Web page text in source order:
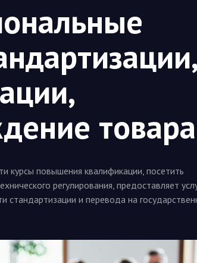
товара
курсы повышения квалификации, посетить
регулирования, предоставляет
стандартизации и перевода на